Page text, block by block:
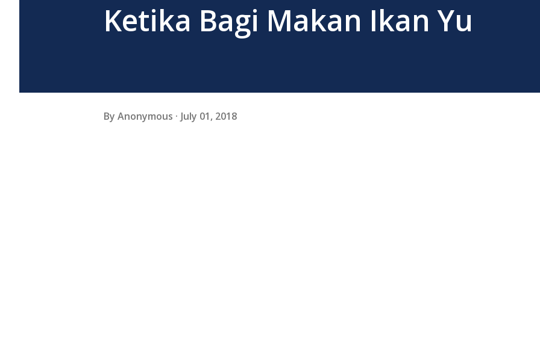
Ketika Bagi Makan Ikan Yu
By Anonymous July 01, 2018